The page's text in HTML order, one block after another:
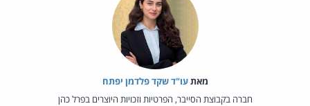
מאת‏עו"ד שקד פלדמן יפתח
חברה בקבוצת הסייבר, הפרטיות וזכויות היוצרים בפרל כהן